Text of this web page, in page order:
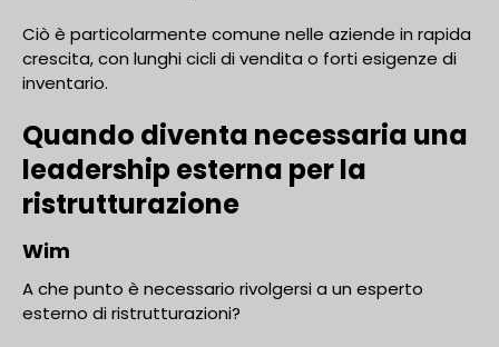
Ciò è particolarmente comune nelle aziende in rapida
crescita, con lunghi cicli di vendita o forti esigenze di
inventario.
Quando diventa necessaria una
leadership esterna per la
ristrutturazione
Wim
A che punto è necessario rivolgersi a un esperto
esterno di ristrutturazioni?